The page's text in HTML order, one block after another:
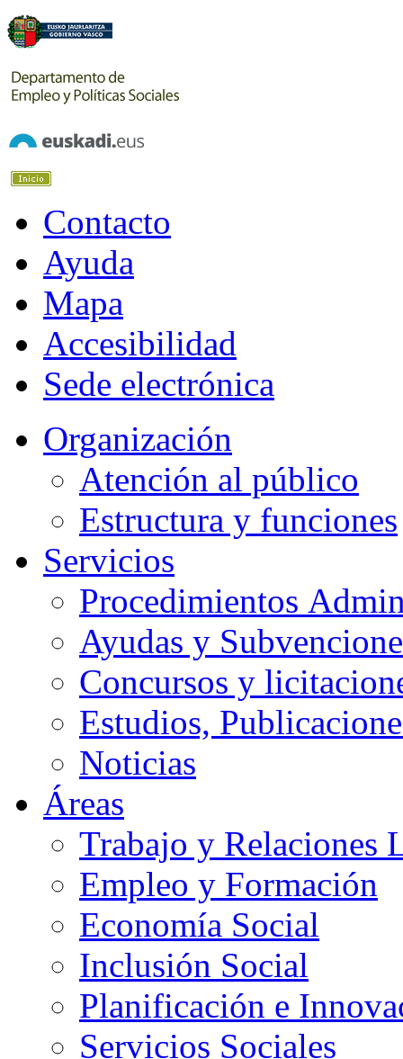
Contacto
Ayuda
Mapa
Accesibilidad
Sede electrónica
Organización
Atención al público
Estructura y funciones
Servicios
Procedimientos
Ayudas y
Concursos y
Estudios,
Noticias
Áreas
Trabajo y Relaciones
Empleo y Formación
Economía Social
Inclusión Social
Planificación e
Servicios Sociales